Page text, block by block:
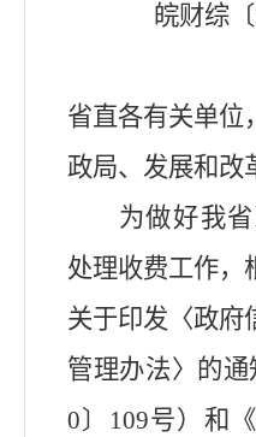
皖财综〔
省直各有关单位
政局、发展和改
为做好我
处理收费工作，
关于印发〈政府
管理办法〉的
0〕 109号）和